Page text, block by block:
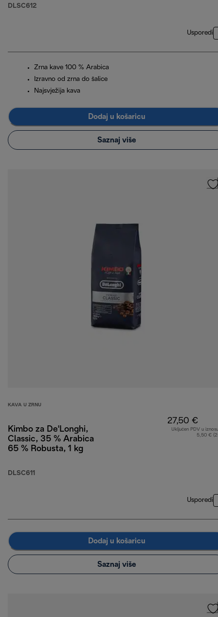
DLSC612
Usporedi
Zrna kave 100 % Arabica
Izravno od zrna do šalice
Najsvježija kava
Dodaj u košaricu
Saznaj više
KAVA U ZRNU
Kimbo za De'Longhi,
Classic, 35 % Arabica
65 % Robusta, 1 kg
DLSC611
27,50 €
Uključen PDV u
5,50 €
Usporedi
Dodaj u košaricu
Saznaj više